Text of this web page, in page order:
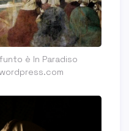
è In Paradiso